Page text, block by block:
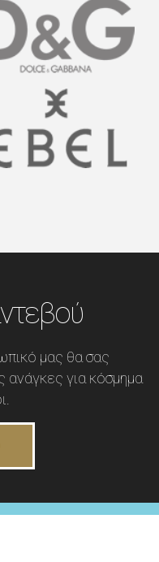
μας θα σας
ανάγκες για κόσμημα